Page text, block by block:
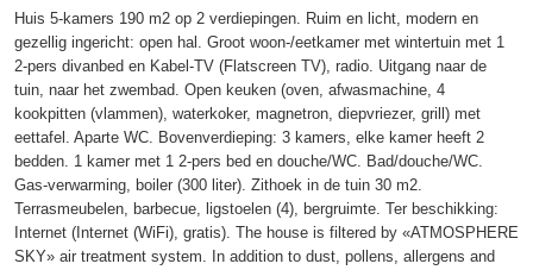
Huis 5-kamers 190 m2 op 2 verdiepingen. Ruim en licht, modern en
gezellig ingericht: open hal. Groot woon-/eetkamer met wintertuin met 1
2-pers divanbed en Kabel-TV (Flatscreen TV), radio. Uitgang naar de
tuin, naar het zwembad. Open keuken (oven, afwasmachine, 4
kookpitten (vlammen), waterkoker, magnetron, diepvriezer, grill) met
eettafel. Aparte WC. Bovenverdieping: 3 kamers, elke kamer heeft 2
bedden. 1 kamer met 1 2-pers bed en douche/WC. Bad/douche/WC.
Gas-verwarming, boiler (300 liter). Zithoek in de tuin 30 m2.
Terrasmeubelen, barbecue, ligstoelen (4), bergruimte. Ter beschikking:
Internet (Internet (WiFi), gratis). The house is filtered by «ATMOSPHERE
SKY» air treatment system. In addition to dust, pollens, allergens and